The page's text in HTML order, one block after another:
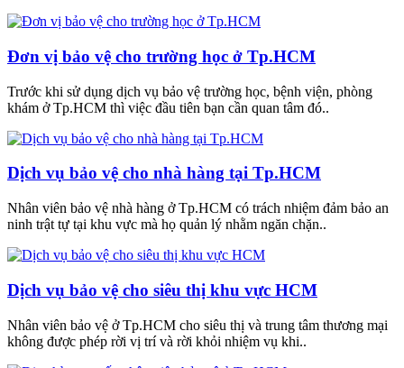
Đơn vị bảo vệ cho trường học ở Tp.HCM
Trước khi sử dụng dịch vụ bảo vệ trường học, bệnh viện, phòng
khám ở Tp.HCM thì việc đầu tiên bạn cần quan tâm đó..
Dịch vụ bảo vệ cho nhà hàng tại Tp.HCM
Nhân viên bảo vệ nhà hàng ở Tp.HCM có trách nhiệm đảm bảo an
ninh trật tự tại khu vực mà họ quản lý nhằm ngăn chặn..
Dịch vụ bảo vệ cho siêu thị khu vực HCM
Nhân viên bảo vệ ở Tp.HCM cho siêu thị và trung tâm thương mại
không được phép rời vị trí và rời khỏi nhiệm vụ khi..